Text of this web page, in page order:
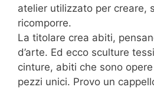
atelier utilizzato per creare,
ricomporre.
La titolare crea abiti,
d’arte. Ed ecco sculture
cinture, abiti che sono
pezzi unici. Provo un